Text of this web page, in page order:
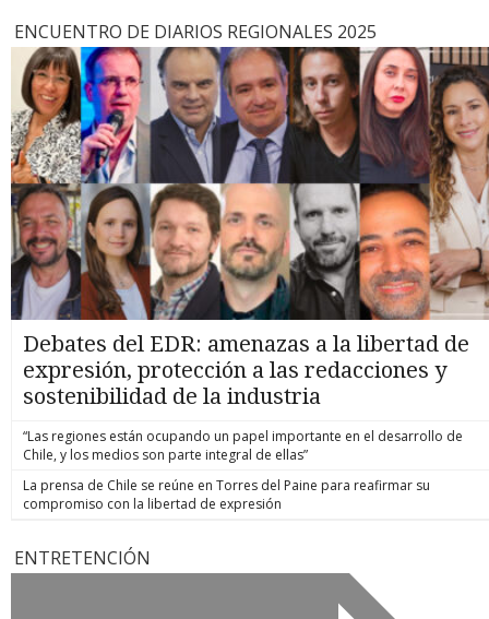
ENCUENTRO DE DIARIOS REGIONALES 2025
Debates del EDR: amenazas a la libertad de
expresión, protección a las redacciones y
sostenibilidad de la industria
“Las regiones están ocupando un papel importante en el desarrollo de
Chile, y los medios son parte integral de ellas”
La prensa de Chile se reúne en Torres del Paine para reafirmar su
compromiso con la libertad de expresión
ENTRETENCIÓN